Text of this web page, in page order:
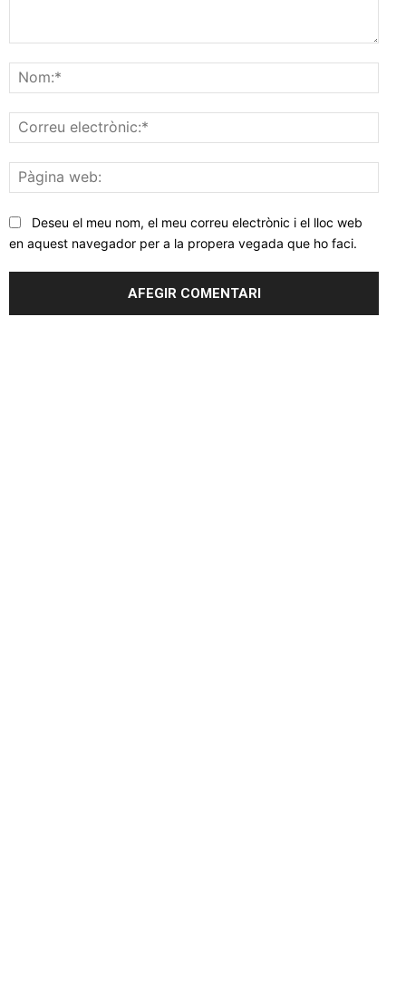
web:
Deseu el meu nom, el meu correu electrònic i el lloc web
en aquest navegador per a la propera vegada que ho faci.